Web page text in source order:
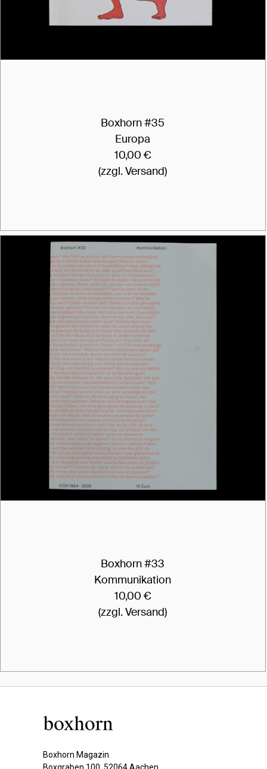
Boxhorn #35
Europa
10,00 €
(zzgl. Versand)
Boxhorn #33
Kommunikation
10,00 €
(zzgl. Versand)
Boxhorn Magazin